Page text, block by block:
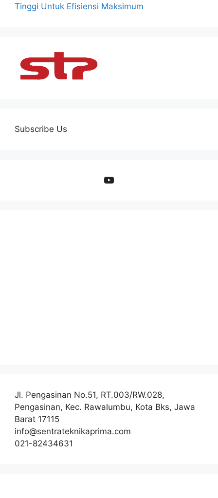
Tinggi Untuk Efisiensi Maksimum
Subscribe Us
YouTube
Jl. Pengasinan No.51, RT.003/RW.028,
Pengasinan, Kec. Rawalumbu, Kota Bks, Jawa
Barat 17115
info@sentrateknikaprima.com
021-82434631